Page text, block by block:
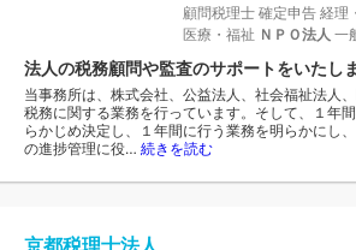
顧問税理士 確定申告 経理
医療・福祉 ＮＰＯ法人 一
法人の税務顧問や監査のサポートをいたし
当事務所は、株式会社、公益法人、社会福祉法人
税務に関する業務を行っています。そして、１年
らかじめ決定し、１年間に行う業務を明らかにし
の進捗管理に役… 続きを読む
京都税理士法人